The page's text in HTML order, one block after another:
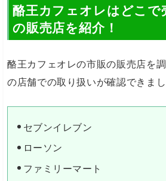
酪王カフェオレはどこで
の販売店を紹介！
酪王カフェオレの市販の販売店を
の店舗での取り扱いが確認できまし
セブンイレブン
ローソン
ファミリーマート